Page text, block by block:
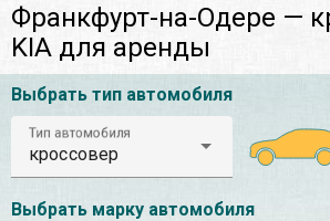
Франкфурт-на-Одере —
KIA для аренды
Выбрать тип автомобиля
Тип автомобиля
кроссовер
Выбрать марку автомобиля